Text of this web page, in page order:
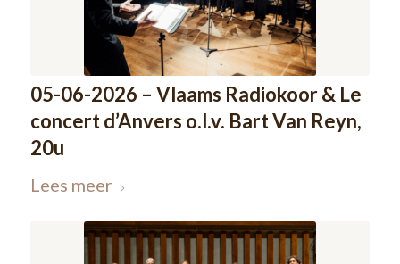
05-06-2026 – Vlaams Radiokoor & Le
concert d’Anvers o.l.v. Bart Van Reyn,
20u
Lees meer